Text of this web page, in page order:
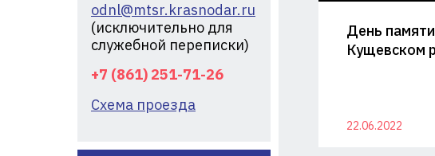
odnl@mtsr.krasnodar.ru
(исключительно для
служебной переписки)
+7 (861) 251-71-26
Схема проезда
День
Кущевском
22.06.2022